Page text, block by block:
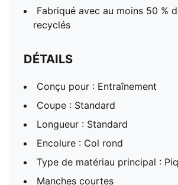
Fabriqué avec au moins 50 %
recyclés
DÉTAILS
Conçu pour : Entraînement
Coupe : Standard
Longueur : Standard
Encolure : Col rond
Type de matériau principal :
Manches courtes